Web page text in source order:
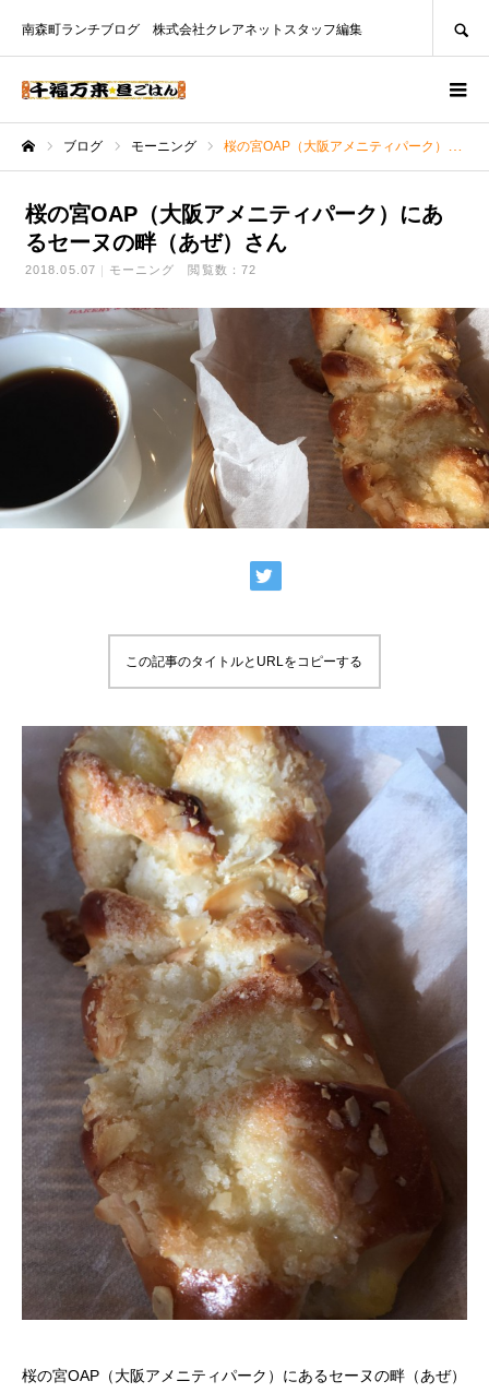
南森町ランチブログ 株式会社クレアネットスタッフ編集
ブログ モーニング 桜の宮OAP（大阪アメニティパーク）にあるセーヌの畔（あぜ）さん
桜の宮OAP（大阪アメニティパーク）にあ
るセーヌの畔（あぜ）さん
2018.05.07 モーニング 閲覧数：72
この記事のタイトルとURLをコピーする
桜の宮OAP（大阪アメニティパーク）にあるセーヌの畔（あぜ）